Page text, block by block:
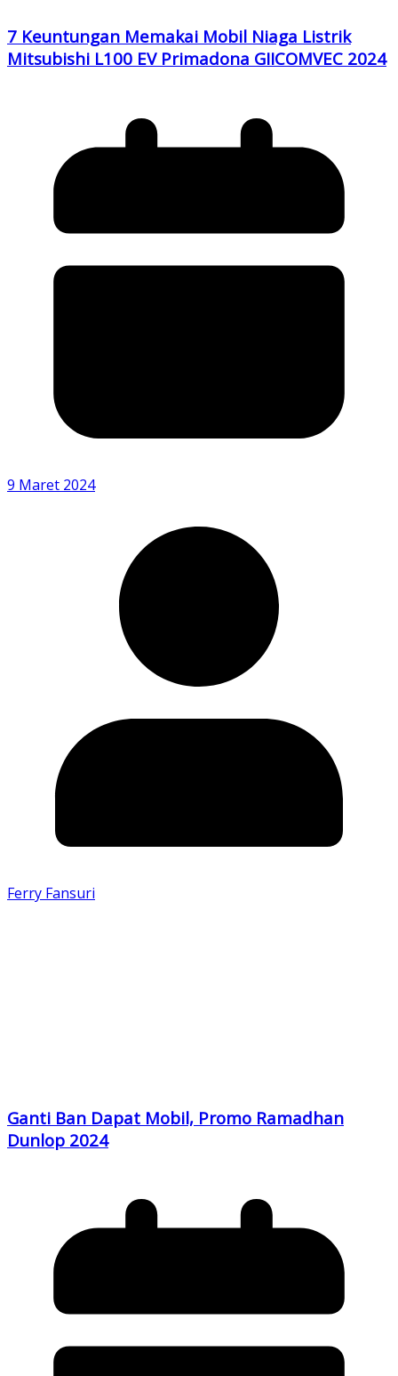
7 Keuntungan Memakai Mobil Niaga Listrik
Mitsubishi L100 EV Primadona GIICOMVEC 2024
9 Maret 2024
Ferry Fansuri
Ganti Ban Dapat Mobil, Promo Ramadhan
Dunlop 2024